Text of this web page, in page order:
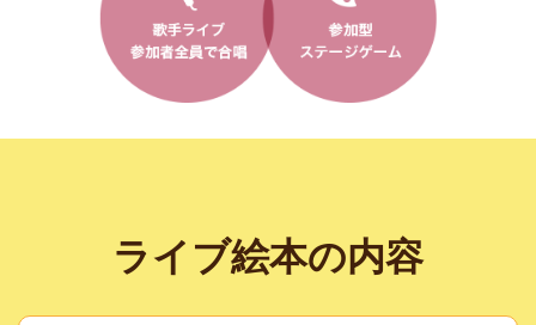
ライブ絵本の内容